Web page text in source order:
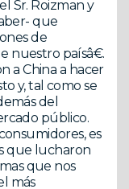
Sr. Roizman y
que
de
nuestro paísâ€.
a China a hacer
y, tal como se
del
público.
es
que lucharon
que nos
más